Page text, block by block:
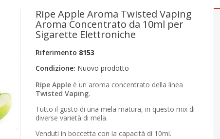
Ripe Apple Aroma Twisted Vaping
Aroma Concentrato da 10ml per
Sigarette Elettroniche
Riferimento 8153
Condizione: Nuovo prodotto
Ripe Appleè un aroma concentrato della linea
Twisted Vaping.
Tutto il gusto di una mela matura, in questo mix di
diverse varietà di mela.
Venduti in boccetta con la capacità di 10ml.